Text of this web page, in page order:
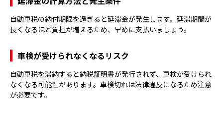
自動車税の納付期限を過ぎると延滞金が発生します。延滞期間が
長くなるほど負担が増えるため、早めに支払いましょう。
車検が受けられなくなるリスク
自動車税を滞納すると納税証明書が発行されず、車検が受けられ
なくなる可能性があります。車検切れは法律違反になるため注意
が必要です。